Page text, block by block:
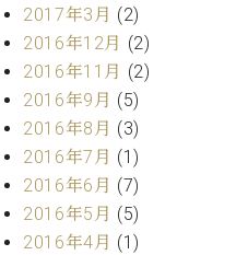
ログ Die
Musikgasse（音
楽の小道）
2017年3月 (2)
2016年12月 (2)
2016年11月 (2)
2016年9月 (5)
2016年8月 (3)
2016年7月 (1)
2016年6月 (7)
2016年5月 (5)
2016年4月 (1)